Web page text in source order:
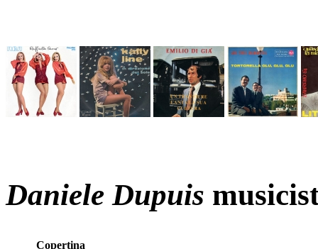
Daniele Dupuis
Copertina